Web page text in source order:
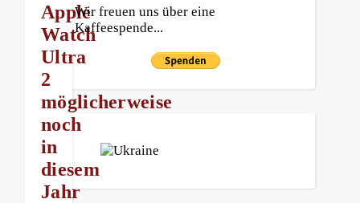
Apple
Watch
Ultra
2
möglicherweise
noch
in
diesem
Jahr
Wir freuen uns über eine
Kaffeespende...